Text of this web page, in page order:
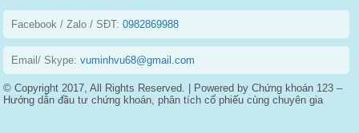
Facebook / Zalo / SĐT:0982869988
Email/ Skype:vuminhvu68@gmail.com
© Copyright 2017, All Rights Reserved. | Powered by Chứng khoán 123 –
Hướng dẫn đầu tư chứng khoán, phân tích cổ phiếu cùng chuyên gia